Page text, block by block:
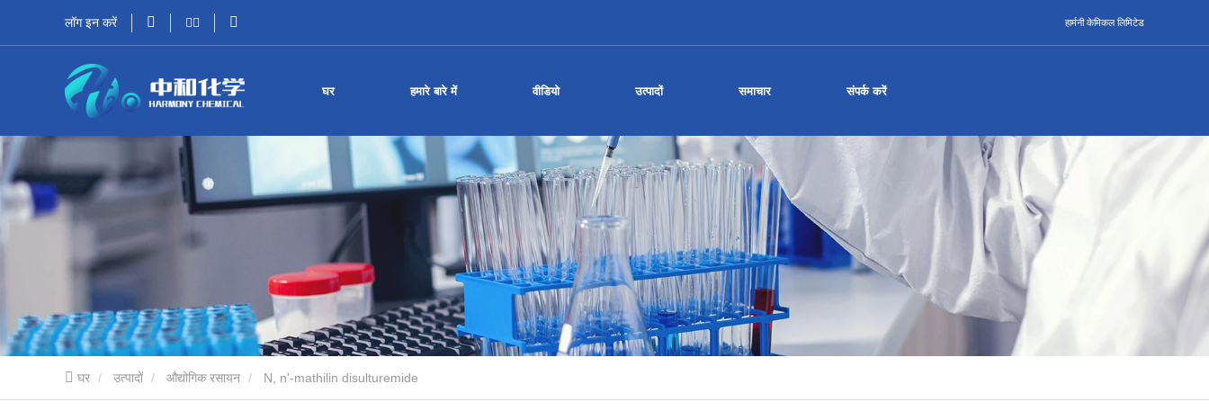
लॉग इन करें हार्मनी केमिकल लिमिटेड
घर हमारे बारे में वीडियो उत्पादों समाचार संपर्क करें
घर उत्पादों औद्योगिक रसायन N, n'-mathilin disulturemide